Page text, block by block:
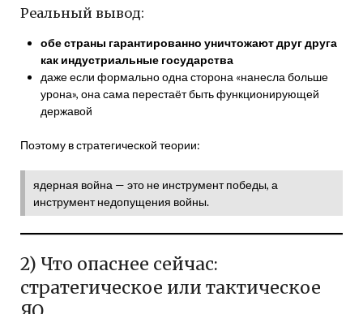
Реальный вывод:
обе страны гарантированно уничтожают друг друга
как индустриальные государства
даже если формально одна сторона «нанесла больше
урона», она сама перестаёт быть функционирующей
державой
Поэтому в стратегической теории:
ядерная война — это не инструмент победы, а
инструмент недопущения войны.
2) Что опаснее сейчас:
стратегическое или тактическое